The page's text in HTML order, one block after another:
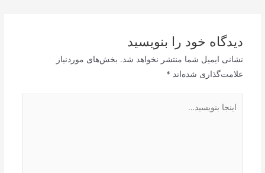
دیدگاه‌ خود را بنویسید
نشانی ایمیل شما منتشر نخواهد شد. بخش‌های موردنیاز
علامت‌گذاری شده‌اند *
بنویسید…